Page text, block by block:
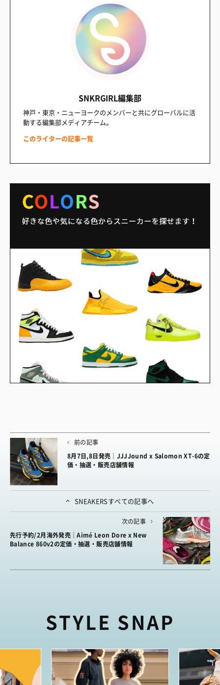
SNKRGIRL編集部
神戸・東京・ニューヨークのメンバーと共にグローバルに活
動する編集部メディアチーム。
このライターの記事一覧
前の記事
8月7日,8日発売｜JJJJound x Salomon XT-6の定
価・抽選・販売店舗情報
SNEAKERSすべての記事へ
次の記事
先行予約/2月海外発売｜Aimé Leon Dore x New
Balance 860v2の定価・抽選・販売店舗情報
STYLE SNAP